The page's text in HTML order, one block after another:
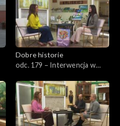
Dobre historie
odc. 179 – Interwencja w